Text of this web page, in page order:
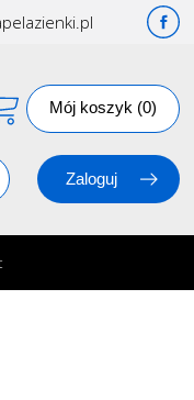
Mój koszyk (0)